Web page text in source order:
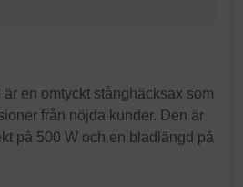
en omtyckt stånghäcksax som
från nöjda kunder. Den är
på 500 W och en bladlängd på